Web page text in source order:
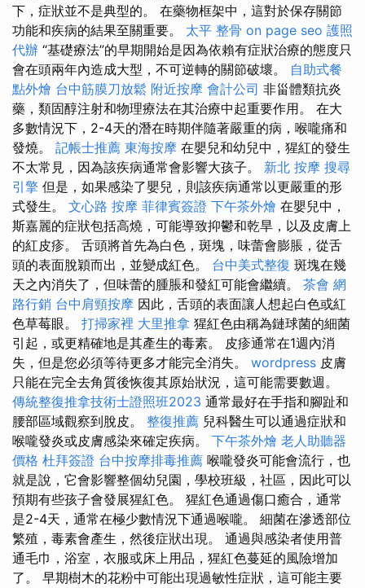
下，症狀並不是典型的。 在藥物框架中，這對於保存關節
功能和疾病的結果至關重要。 太平 整骨 on page seo 護照
代辦 “基礎療法”的早期開始是因為依賴有症狀治療的態度只
會在頭兩年內造成大型，不可逆轉的關節破壞。 自助式餐
點外燴 台中筋膜刀放鬆 附近按摩 會計公司 非甾體類抗炎
藥，類固醇注射和物理療法在其治療中起重要作用。 在大
多數情況下，2-4天的潛在時期伴隨著嚴重的病，喉嚨痛和
發燒。 記帳士推薦 東海按摩 在嬰兒和幼兒中，猩紅的發生
不太常見，因為該疾病通常會影響大孩子。 新北 按摩 搜尋
引擎 但是，如果感染了嬰兒，則該疾病通常以更嚴重的形
式發生。 文心路 按摩 菲律賓簽證 下午茶外燴 在嬰兒中，
斯嘉麗的症狀包括高燒，可能導致抑鬱和乾旱，以及皮膚上
的紅皮疹。 舌頭將首先為白色，斑塊，味蕾會膨脹，從舌
頭的表面脫穎而出，並變成紅色。 台中美式整復 斑塊在幾
天之內消失了，但味蕾的腫脹和發紅可能會繼續。 茶會 網
路行銷 台中肩頸按摩 因此，舌頭的表面讓人想起白色或紅
色草莓眼。 打掃家裡 大里推拿 猩紅色由稱為鏈球菌的細菌
引起，或更精確地是其產生的毒素。 皮疹通常在1週內消
失，但是您必須等待更多才能完全消失。 wordpress 皮膚
只能在完全去角質後恢復其原始狀況，這可能需要數週。
傳統整復推拿技術士證照班2023 通常最好在手指和腳趾和
腰部區域觀察到脫皮。 整復推薦 兒科醫生可以通過症狀和
喉嚨發炎或皮膚感染來確定疾病。 下午茶外燴 老人助聽器
價格 杜拜簽證 台中按摩排毒推薦 喉嚨發炎可能會流行，也
就是說，它會影響整個幼兒園，學校班級，社區，因此可以
預期有些孩子會發展猩紅色。 猩紅色通過傷口癒合，通常
是2-4天，通常在極少數情況下通過喉嚨。 細菌在滲透部位
繁殖，毒素會產生，然後症狀出現。 通過與感染者使用普
通毛巾，浴室，衣服或床上用品，猩紅色蔓延的風險增加
了。 早期樹木的花粉中可能出現過敏性症狀，這可能主要